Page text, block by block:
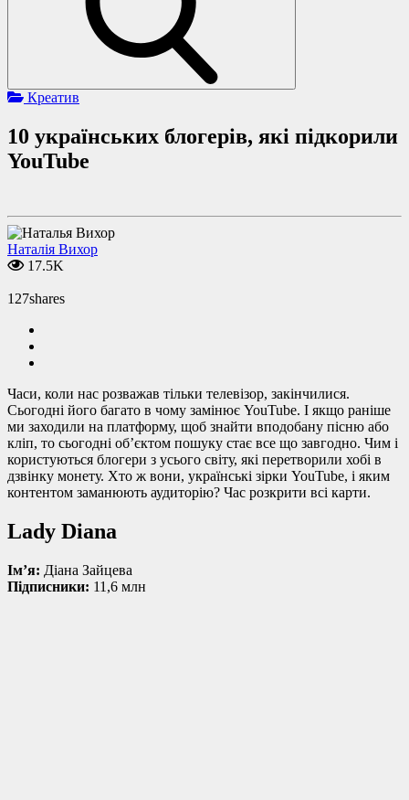
Креатив
10 українських блогерів, які підкорили
YouTube
Наталія Вихор
17.5K
127shares
Часи, коли нас розважав тільки телевізор, закінчилися.
Сьогодні його багато в чому замінює YouTube. І якщо раніше
ми заходили на платформу, щоб знайти вподобану пісню або
кліп, то сьогодні об’єктом пошуку стає все що завгодно. Чим і
користуються блогери з усього світу, які перетворили хобі в
дзвінку монету. Хто ж вони, українські зірки YouTube, і яким
контентом заманюють аудиторію? Час розкрити всі карти.
Lady Diana
Ім’я: Діана Зайцева
Підписники: 11,6 млн